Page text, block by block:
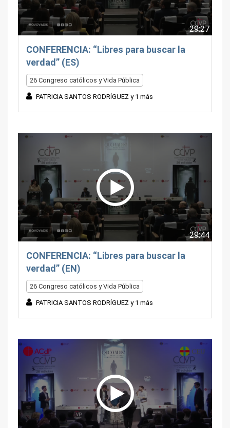
29:27
CONFERENCIA: “Libres para buscar la
verdad” (ES)
26 Congreso católicos y Vida Pública
PATRICIA SANTOS RODRÍGUEZ y 1 más
29:44
CONFERENCIA: “Libres para buscar la
verdad” (EN)
26 Congreso católicos y Vida Pública
PATRICIA SANTOS RODRÍGUEZ y 1 más